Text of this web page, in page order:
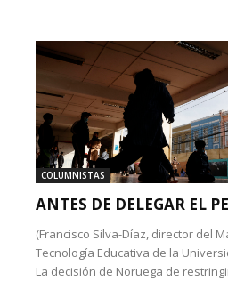
COLUMNISTAS
ANTES DE DELEGAR EL
(Francisco Silva-Díaz, director del
Tecnología Educativa de la
La decisión de Noruega de